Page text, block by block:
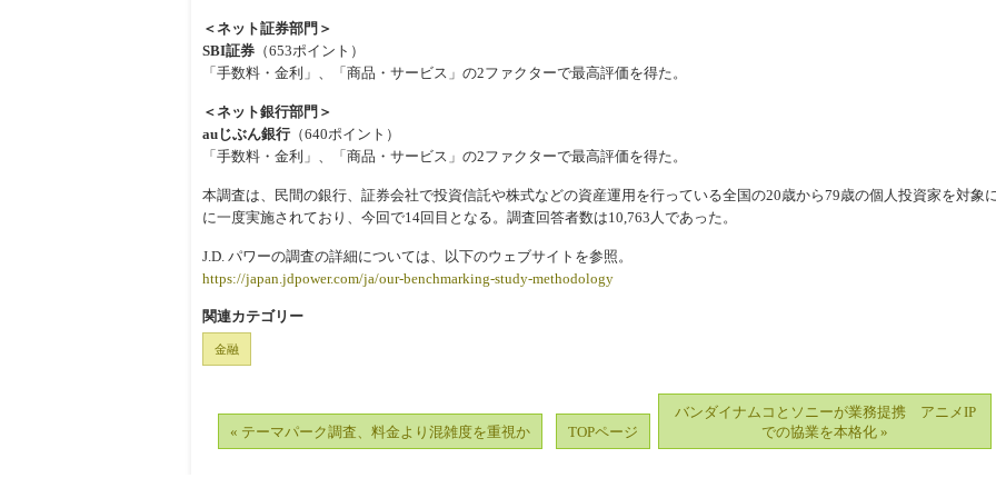
＜ネット証券部門＞
SBI証券 （653ポイント）
「手数料・金利」、「商品・サービス」の2ファクターで最高評価を得た。
＜ネット銀行部門＞
auじぶん銀行 （640ポイント）
「手数料・金利」、「商品・サービス」の2ファクターで最高評価を得た。
本調査は、民間の銀行、証券会社で投資信託や株式などの資産運用を行っている全国の20歳から79歳の個人投資家を対象
に一度実施されており、今回で14回目となる。調査回答者数は10,763人であった。
J.D. パワーの調査の詳細については、以下のウェブサイトを参照。
https://japan.jdpower.com/ja/our-benchmarking-study-methodology
関連カテゴリー
金融
« テーマパーク調査、料金より混雑度を重視か TOPページ
バンダイナムコとソニーが業務提携 アニメIP
での協業を本格化 »